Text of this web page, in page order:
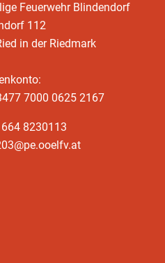
Feuerwehr Blindendorf
112
in der Riedmark
7000 0625 2167
8230113